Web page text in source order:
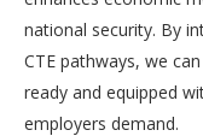
national security. By
CTE pathways, we
ready and equipped
employers demand.